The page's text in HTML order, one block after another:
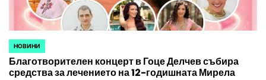
POSTED
IN
НОВИНИ
Благотворителен концерт в Гоце Делчев събира
средства за лечението на 12-годишната Мирела